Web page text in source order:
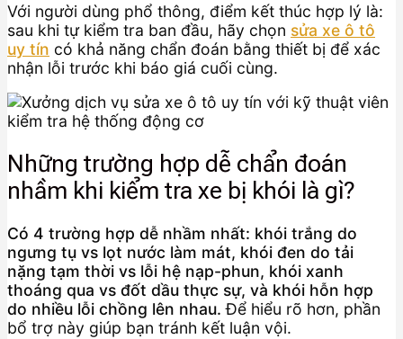
Với người dùng phổ thông, điểm kết thúc hợp lý là:
sau khi tự kiểm tra ban đầu, hãy chọn sửa xe ô tô
uy tín có khả năng chẩn đoán bằng thiết bị để xác
nhận lỗi trước khi báo giá cuối cùng.
Những trường hợp dễ chẩn đoán
nhầm khi kiểm tra xe bị khói là gì?
Có 4 trường hợp dễ nhầm nhất: khói trắng do
ngưng tụ vs lọt nước làm mát, khói đen do tải
nặng tạm thời vs lỗi hệ nạp-phun, khói xanh
thoáng qua vs đốt dầu thực sự, và khói hỗn hợp
do nhiều lỗi chồng lên nhau. Để hiểu rõ hơn, phần
bổ trợ này giúp bạn tránh kết luận vội.